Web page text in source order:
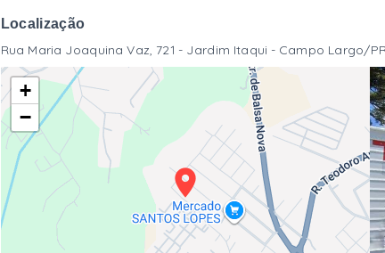
Localização
Rua Maria Joaquina Vaz, 721 - Jardim Itaqui - Campo Largo/
+
−